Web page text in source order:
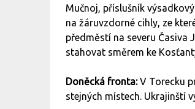
Mučnoj, příslušník
na žáruvzdorné cihly, ze
předměstí na severu Časiva
stahovat směrem ke
Doněcká fronta:V Torecku
stejných místech. Ukrajinští